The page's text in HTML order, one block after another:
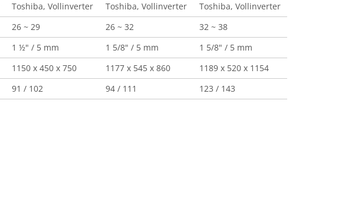
Toshiba, Vollinverter Toshiba, Vollinverter
Toshiba, Vollinverter
26 ~ 29 26 ~ 32
32 ~ 38
1 ½" / 5 mm 1 5/8" / 5 mm
1 5/8" / 5 mm
1150 x 450 x 750 1177 x 545 x 860
1189 x 520 x 1154
91 / 102 94 / 111 123 / 143